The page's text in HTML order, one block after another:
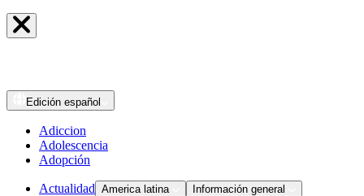
Edición español
Adiccion
Adolescencia
Adopción
Actualidad America latina
Información general